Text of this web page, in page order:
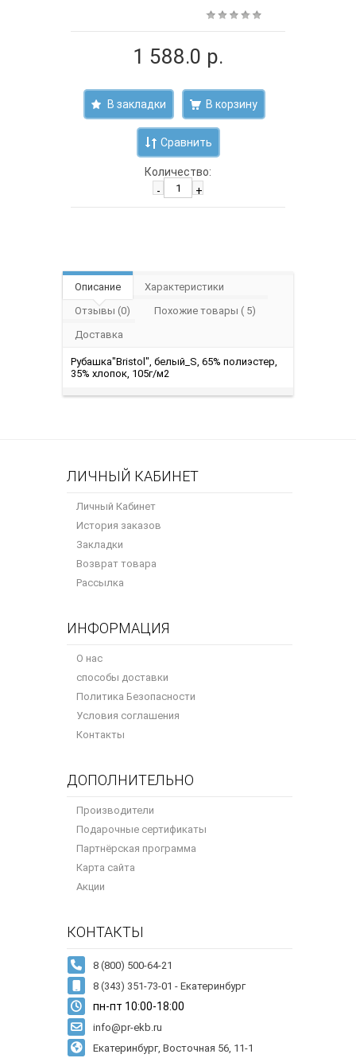
1 588.0 р.
В закладки
Сравнить
Количество:
-
+
Описание
Характеристики
Отзывы (0)
Похожие товары ( 5)
Доставка
Рубашка"Bristol", белый_S, 65% полиэстер,
35% хлопок, 105г/м2
ЛИЧНЫЙ КАБИНЕТ
Личный Кабинет
История заказов
Закладки
Возврат товара
Рассылка
ИНФОРМАЦИЯ
О нас
способы доставки
Политика Безопасности
Условия соглашения
Контакты
ДОПОЛНИТЕЛЬНО
Производители
Подарочные сертификаты
Партнёрская программа
Карта сайта
Акции
КОНТАКТЫ
8 (343) 351-73-01 - Екатеринбург
пн-пт 10:00-18:00
info@pr-ekb.ru
Екатеринбург, Восточная 56, 11-1